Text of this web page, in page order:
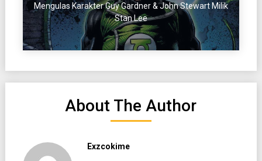
Mengulas Karakter Guy Gardner & John Stewart Milik
Stan Lee
About The Author
Exzcokime